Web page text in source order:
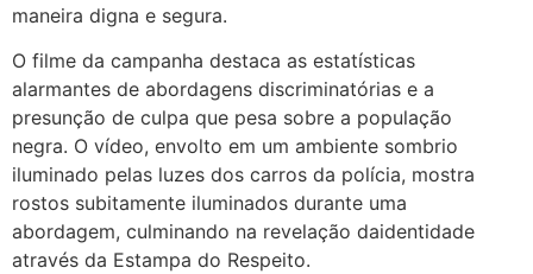
maneira digna e segura.
O filme da campanha destaca as estatísticas
alarmantes de abordagens discriminatórias e a
presunção de culpa que pesa sobre a população
negra. O vídeo, envolto em um ambiente sombrio
iluminado pelas luzes dos carros da polícia, mostra
rostos subitamente iluminados durante uma
abordagem, culminando na revelação daidentidade
através da Estampa do Respeito.